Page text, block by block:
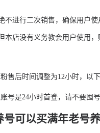
进行二次销售，确保用户使
店没有义务教会用户使用
售后时间调整为12小时，以
号是24小时首登，请不要囤
可以买满年老号养